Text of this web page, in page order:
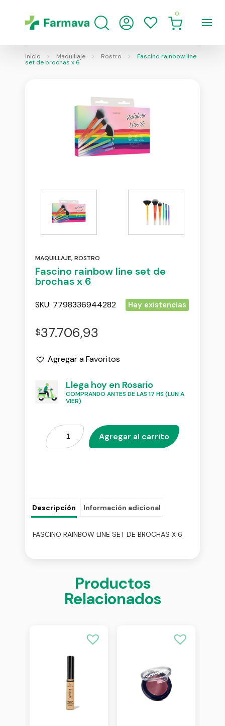
0
Inicio Maquillaje Rostro Fascino rainbow line
set de brochas x 6
MAQUILLAJE,ROSTRO
Fascino rainbow line set de
brochas x 6
SKU: 7798336944282 Hay existencias
$37.706,93
Agregar a Favoritos
Llega hoy en Rosario
COMPRANDO ANTES DE LAS 17 HS (LUN A
VIER)
Agregar al carrito
Descripción Información adicional
FASCINO RAINBOW LINE SET DE BROCHAS X 6
Productos
Relacionados